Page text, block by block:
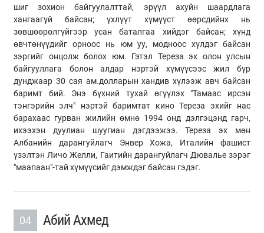
шиг зохион байгуулалттай, эрүүл ахуйн шаардлага
хангаагүй байсан; үхлүүт хүмүүст өөрсдийнх нь
зөвшөөрөлгүйгээр усан баталгаа хийдэг байсан; хүнд
өвчтөнүүдийг орноос нь юм уу, модноос хүлдэг байсан
зэргийг онцолж болох юм. Гэтэл Тереза эх олон улсын
байгууллага болон алдар нэртэй хүмүүсээс жил бүр
дунджаар 30 сая ам.долларын хандив хүлээж авч байсан
баримт бий. Энэ бүхний тухай өгүүлэх "Тамаас ирсэн
тэнгэрийн элч" нэртэй баримтат кино Тереза эхийг нас
барахаас гурван жилийн өмнө 1994 онд дэлгэцэнд гарч,
ихээхэн дуулиан шуугиан дэгдээжээ. Тереза эх мөн
Албанийн дарангуйлагч Энвер Хожа, Италийн фашист
үзэлтэн Личо Желли, Гаитийн дарангуйлагч Дювалье зэрэг
"маапаан"-тай хүмүүсийг дэмждэг байсан гэдэг.
04 Абий Ахмед